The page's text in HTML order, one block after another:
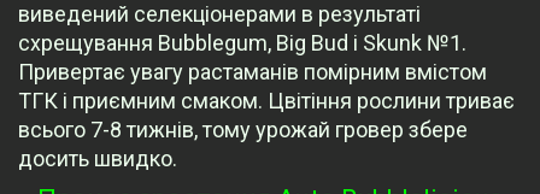
виведений селекціонерами в результаті
схрещування Bubblegum, Big Bud і Skunk №1.
Привертає увагу растаманів помірним вмістом
ТГК і приємним смаком. Цвітіння рослини триває
всього 7-8 тижнів, тому урожай гровер збере
досить швидко.